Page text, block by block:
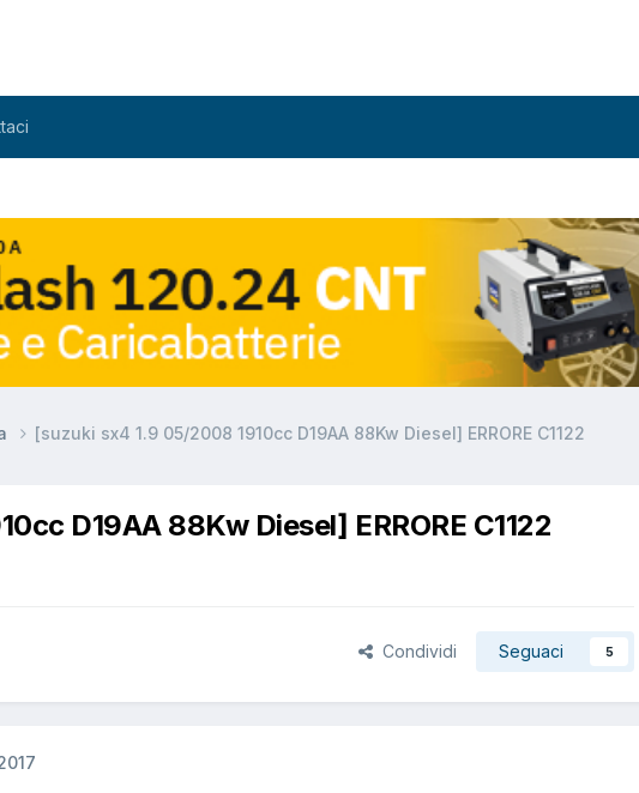
[suzuki sx4 1.9 05/2008 1910cc D19AA 88Kw Diesel] ERRORE C1122
D19AA 88Kw Diesel] ERRORE C1122
Condividi Seguaci 5